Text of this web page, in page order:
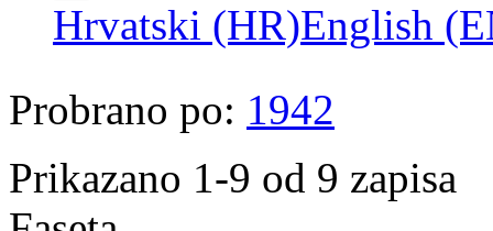
Hrvatski (HR)English
Probrano po: 1942
Prikazano 1-9 od 9 zapisa